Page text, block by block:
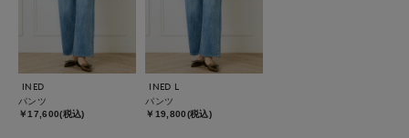
INED
パンツ
￥17,600(税込)
INED L
パンツ
￥19,800(税込)